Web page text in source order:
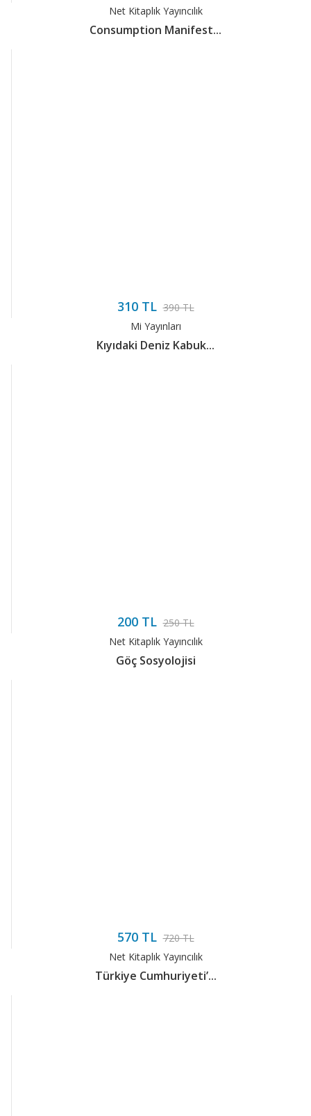
Net Kitaplık Yayıncılık
Consumption Manifest...
310 TL 390 TL
Mi Yayınları
Kıyıdaki Deniz Kabuk...
200 TL 250 TL
Net Kitaplık Yayıncılık
Göç Sosyolojisi
570 TL 720 TL
Net Kitaplık Yayıncılık
Türkiye Cumhuriyeti’...